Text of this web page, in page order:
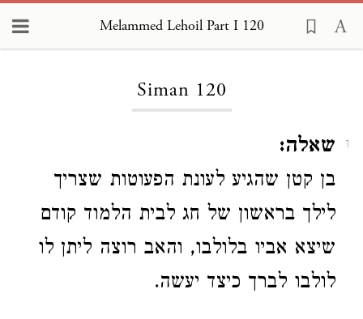
Melammed Lehoil Part I 120
Siman 120
1
שאלה:
בן קטן שהגיע לעונת הפעוטות שצריך
לילך בראשון של חג לבית הלמוד קודם
שיצא אביו בלולבו, והאב רוצה ליתן לו
לולבו לברך כיצד יעשה.